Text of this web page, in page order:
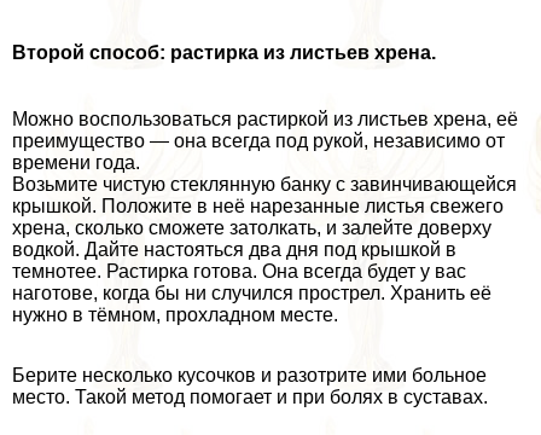
Второй способ: растирка из листьев хрена.
Можно воспользоваться растиркой из листьев хрена, её
преимущество — она всегда под рукой, независимо от
времени года.
Возьмите чистую стеклянную банку с завинчивающейся
крышкой. Положите в неё нарезанные листья свежего
хрена, сколько сможете затолкать, и залейте доверху
водкой. Дайте настояться два дня под крышкой в
темнотее. Растирка готова. Она всегда будет у вас
наготове, когда бы ни случился прострел. Хранить её
нужно в тёмном, прохладном месте.
Берите несколько кусочков и разотрите ими больное
место. Такой метод помогает и при болях в суставах.